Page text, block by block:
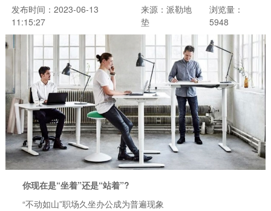
发布时间：2023-06-13
11:15:27
来源：派勒地
垫
浏览量：
5948
你现在是“坐着”还是“站着”?
“不动如山”职场久坐办公成为普遍现象